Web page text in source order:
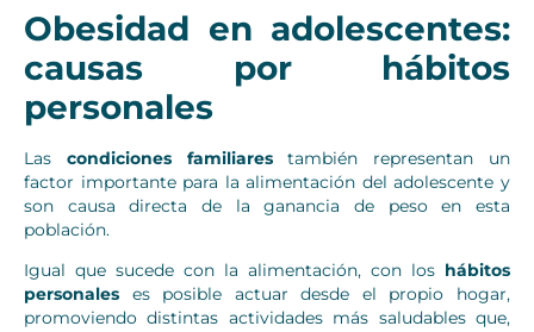
Obesidad en adolescentes:
causas por hábitos
personales
Las condiciones familiarestambién representan un
factor importante para la alimentación del adolescente y
son causa directa de la ganancia de peso en esta
población.
Igual que sucede con la alimentación, con los hábitos
personales es posible actuar desde el propio hogar,
promoviendo distintas actividades más saludables que,